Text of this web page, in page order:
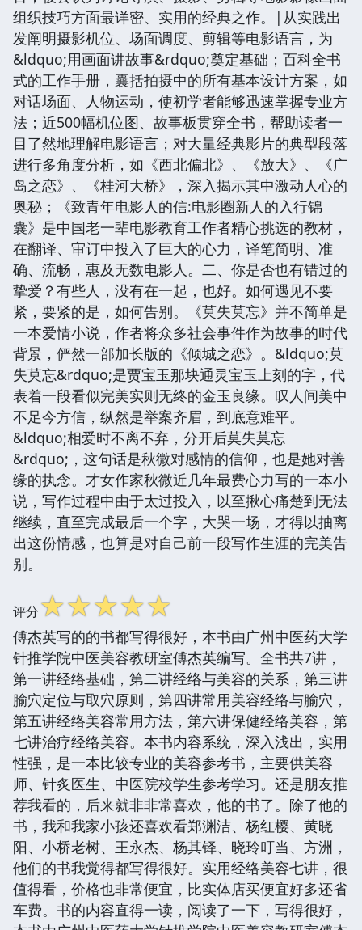
组织技巧方面最详密、实用的经典之作。|从实践出
发阐明摄影机位、场面调度、剪辑等电影语言，为
&ldquo;用画面讲故事&rdquo;奠定基础；百科全书
式的工作手册，囊括拍摄中的所有基本设计方案，如
对话场面、人物运动，使初学者能够迅速掌握专业方
法；近500幅机位图、故事板贯穿全书，帮助读者一
目了然地理解电影语言；对大量经典影片的典型段落
进行多角度分析，如《西北偏北》、《放大》、《广
岛之恋》、《桂河大桥》，深入揭示其中激动人心的
奥秘；《致青年电影人的信:电影圈新人的入行锦
囊》是中国老一辈电影教育工作者精心挑选的教材，
在翻译、审订中投入了巨大的心力，译笔简明、准
确、流畅，惠及无数电影人。二、你是否也有错过的
挚爱？有些人，没有在一起，也好。如何遇见不要
紧，要紧的是，如何告别。《莫失莫忘》并不简单是
一本爱情小说，作者将众多社会事件作为故事的时代
背景，俨然一部加长版的《倾城之恋》。&ldquo;莫
失莫忘&rdquo;是贾宝玉那块通灵宝玉上刻的字，代
表着一段看似完美实则无终的金玉良缘。叹人间美中
不足今方信，纵然是举案齐眉，到底意难平。
&ldquo;相爱时不离不弃，分开后莫失莫忘
&rdquo;，这句话是秋微对感情的信仰，也是她对善
缘的执念。才女作家秋微近几年最费心力写的一本小
说，写作过程中由于太过投入，以至揪心痛楚到无法
继续，直至完成最后一个字，大哭一场，才得以抽离
出这份情感，也算是对自己前一段写作生涯的完美告
别。
评分☆☆☆☆☆
傅杰英写的的书都写得很好，本书由广州中医药大学
针推学院中医美容教研室傅杰英编写。全书共7讲，
第一讲经络基础，第二讲经络与美容的关系，第三讲
腧穴定位与取穴原则，第四讲常用美容经络与腧穴，
第五讲经络美容常用方法，第六讲保健经络美容，第
七讲治疗经络美容。本书内容系统，深入浅出，实用
性强，是一本比较专业的美容参考书，主要供美容
师、针炙医生、中医院校学生参考学习。还是朋友推
荐我看的，后来就非非常喜欢，他的书了。除了他的
书，我和我家小孩还喜欢看郑渊洁、杨红樱、黄晓
阳、小桥老树、王永杰、杨其铎、晓玲叮当、方洲，
他们的书我觉得都写得很好。实用经络美容七讲，很
值得看，价格也非常便宜，比实体店买便宜好多还省
车费。书的内容直得一读，阅读了一下，写得很好，